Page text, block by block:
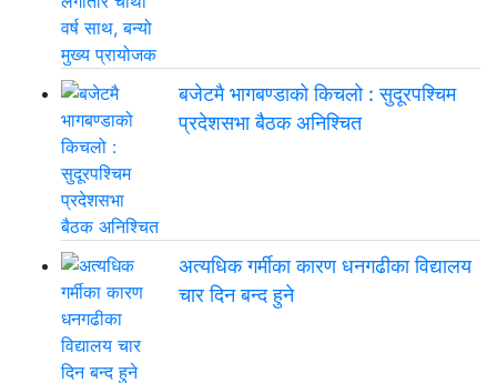
बजेटमै भागबण्डाको किचलो : सुदूरपश्चिम
प्रदेशसभा बैठक अनिश्चित
अत्यधिक गर्मीका कारण धनगढीका विद्यालय
चार दिन बन्द हुने